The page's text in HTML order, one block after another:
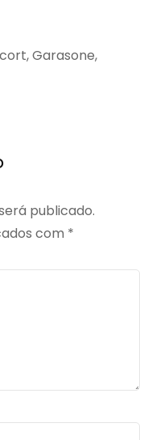
Garasone,
publicado.
com *